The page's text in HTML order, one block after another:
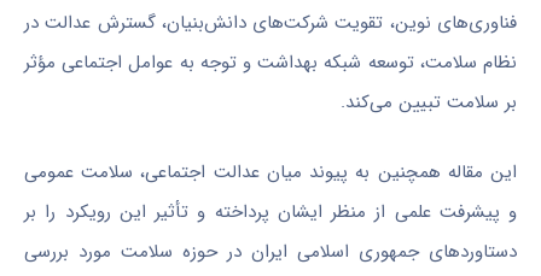
فناوری‌های نوین، تقویت شرکت‌های دانش‌بنیان، گسترش عدالت در
نظام سلامت، توسعه شبکه بهداشت و توجه به عوامل اجتماعی مؤثر
بر سلامت تبیین می‌کند.
این مقاله همچنین به پیوند میان عدالت اجتماعی، سلامت عمومی
و پیشرفت علمی از منظر ایشان پرداخته و تأثیر این رویکرد را بر
دستاوردهای جمهوری اسلامی ایران در حوزه سلامت مورد بررسی